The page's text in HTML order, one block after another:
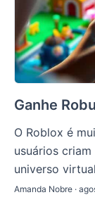
Ganhe
O Roblox é
usuários
universo
Amanda Nobre ·